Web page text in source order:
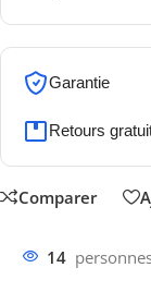
Garantie
Retours
Comparer
14